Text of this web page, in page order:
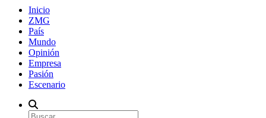
Inicio
ZMG
País
Mundo
Opinión
Empresa
Pasión
Escenario